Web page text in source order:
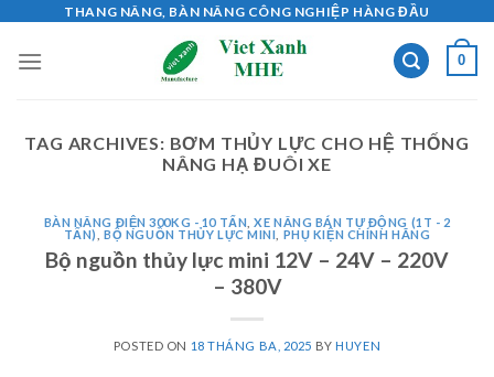
content
THANG NÂNG, BÀN NÂNG CÔNG NGHIỆP HÀNG ĐẦU
0
TAG ARCHIVES: BƠM THỦY LỰC CHO HỆ THỐNG
NÂNG HẠ ĐUÔI XE
BÀN NÂNG ĐIỆN 300KG - 10 TẤN ,XE NÂNG BÁN TỰ ĐỘNG (1T - 2
TẤN)
,BỘ NGUỒN THỦY LỰC MINI PHỤ KIỆN CHÍNH HÃNG
Bộ nguồn thủy lực mini 12V – 24V – 220V
– 380V
POSTED ON 18 THÁNG BA, 2025 BYHUYEN